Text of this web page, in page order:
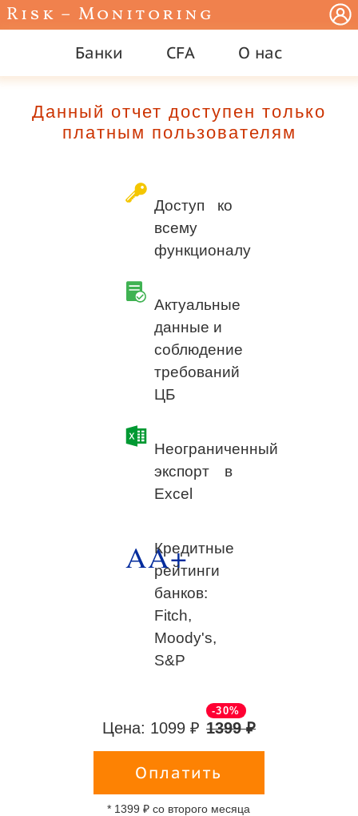
Risk – Monitoring
Банки CFA О нас
Данный отчет доступен только
платным пользователям
Доступ ко
всему
функционалу
Актуальные
данные и
соблюдение
требований
ЦБ
Неограниченный
экспорт в
Excel
AA+
Кредитные
рейтинги
банков:
Fitch,
Moody's,
S&P
Цена: 1099 ₽ 1399 ₽
-30%
Оплатить
* 1399 ₽ со второго месяца